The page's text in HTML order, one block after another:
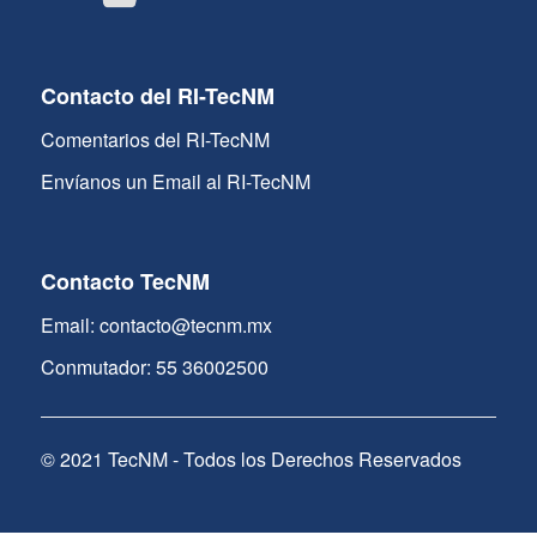
Contacto del RI-TecNM
Comentarios del RI-TecNM
Envíanos un Email al RI-TecNM
Contacto TecNM
Email: contacto@tecnm.mx
Conmutador: 55 36002500
© 2021 TecNM - Todos los Derechos Reservados